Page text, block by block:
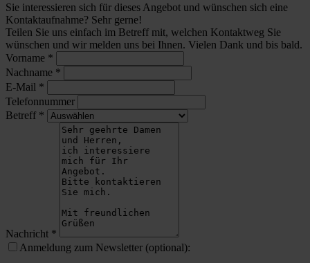
Sie interessieren sich für dieses Angebot und wünschen sich eine
Kontaktaufnahme? Sehr gerne!
Teilen Sie uns einfach im Betreff mit, welchen Kontaktweg Sie
wünschen und wir melden uns bei Ihnen. Vielen Dank und bis bald.
Vorname *
Nachname *
E-Mail *
Telefonnummer
Betreff *
Nachricht *
Anmeldung zum Newsletter (optional):